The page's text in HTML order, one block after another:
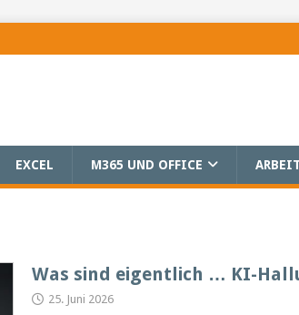
EXCEL M365 UND OFFICE
Was sind eigentlich … KI-
25. Juni 2026